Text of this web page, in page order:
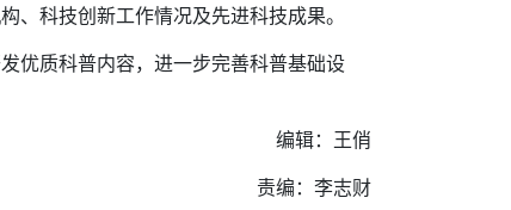
科技创新工作情况及先进科技成果。
优质科普内容，进一步完善科普基础设
编辑：王俏
责编：李志财